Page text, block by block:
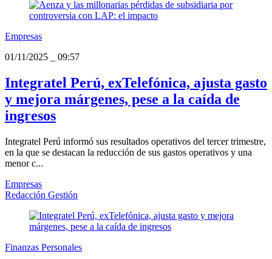
Empresas
01/11/2025
09:57
Integratel Perú, exTelefónica, ajusta gasto
y mejora márgenes, pese a la caída de
ingresos
Integratel Perú informó sus resultados operativos del tercer trimestre,
en la que se destacan la reducción de sus gastos operativos y una
menor c...
Empresas
Redacción Gestión
Finanzas Personales